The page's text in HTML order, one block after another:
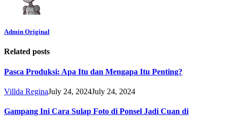
Admin Original
Related posts
Pasca Produksi: Apa Itu dan Mengapa Itu Penting?
Villda ReginaJuly 24, 2024July 24, 2024
Gampang Ini Cara Sulap Foto di Ponsel Jadi Cuan di